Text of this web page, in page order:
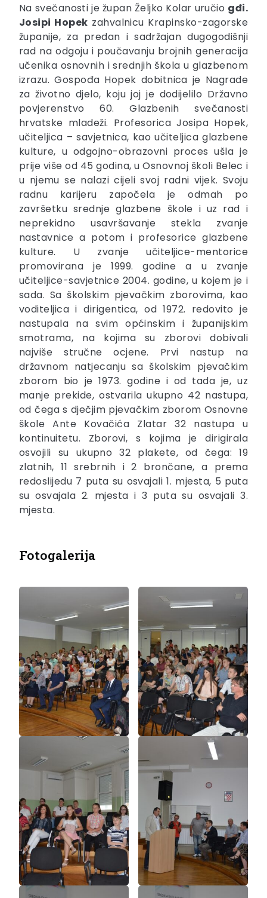
Na svečanosti je župan Željko Kolar uručio gđi.
Josipi Hopek zahvalnicu Krapinsko-zagorske
županije, za predan i sadržajan dugogodišnji
rad na odgoju i poučavanju brojnih generacija
učenika osnovnih i srednjih škola u glazbenom
izrazu. Gospođa Hopek dobitnica je Nagrade
za životno djelo, koju joj je dodijelilo Državno
povjerenstvo 60. Glazbenih svečanosti
hrvatske mladeži. Profesorica Josipa Hopek,
učiteljica – savjetnica, kao učiteljica glazbene
kulture, u odgojno-obrazovni proces ušla je
prije više od 45 godina, u Osnovnoj školi Belec i
u njemu se nalazi cijeli svoj radni vijek. Svoju
radnu karijeru započela je odmah po
završetku srednje glazbene škole i uz rad i
neprekidno usavršavanje stekla zvanje
nastavnice a potom i profesorice glazbene
kulture. U zvanje učiteljice-mentorice
promovirana je 1999. godine a u zvanje
učiteljice-savjetnice 2004. godine, u kojem je i
sada. Sa školskim pjevačkim zborovima, kao
voditeljica i dirigentica, od 1972. redovito je
nastupala na svim općinskim i županijskim
smotrama, na kojima su zborovi dobivali
najviše stručne ocjene. Prvi nastup na
državnom natjecanju sa školskim pjevačkim
zborom bio je 1973. godine i od tada je, uz
manje prekide, ostvarila ukupno 42 nastupa,
od čega s dječjim pjevačkim zborom Osnovne
škole Ante Kovačića Zlatar 32 nastupa u
kontinuitetu. Zborovi, s kojima je dirigirala
osvojili su ukupno 32 plakete, od čega: 19
zlatnih, 11 srebrnih i 2 brončane, a prema
redoslijedu 7 puta su osvajali 1. mjesta, 5 puta
su osvajala 2. mjesta i 3 puta su osvajali 3.
mjesta.
Fotogalerija